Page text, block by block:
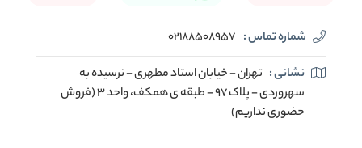
شماره تماس : 02188508957
نشانی : تهران - خیابان استاد مطهری - نرسیده به
سهروردی - پلاک 97 - طبقه ی همکف، واحد 3 (فروش
حضوری نداریم)